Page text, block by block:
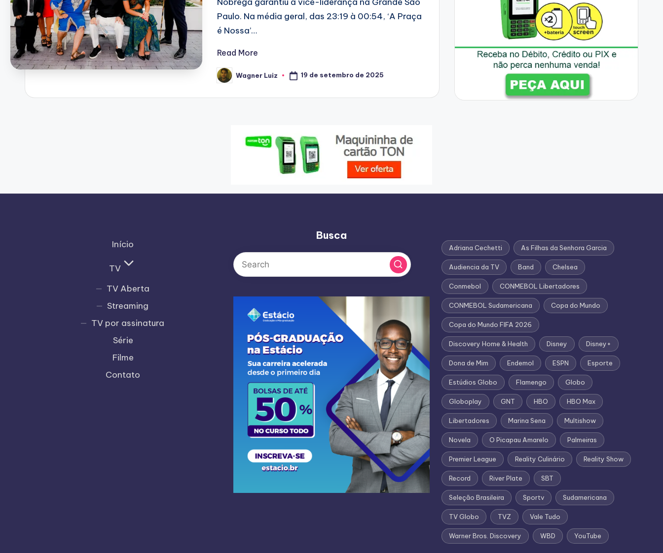
Paulo. Na média geral, das 23:19 à 00:54, ‘A Praça
é Nossa’…
Read More
Posted
by
Wagner Luiz 19 de setembro de 2025
Início
TV
TV Aberta
Streaming
TV por assinatura
Série
Filme
Contato
Busca
Adriana Cechetti As Filhas da Senhora Garcia
Audiencia da TV Band Chelsea
Conmebol CONMEBOL Libertadores
CONMEBOL Sudamericana Copa do Mundo
Copa do Mundo FIFA 2026
Discovery Home & Health Disney Disney+
Dona de Mim Endemol ESPN Esporte
Estúdios Globo Flamengo Globo
Globoplay GNT HBO HBO Max
Libertadores Marina Sena Multishow
Novela O Picapau Amarelo Palmeiras
Premier League Reality Culinário Reality Show
Record River Plate SBT
Seleção Brasileira Sportv Sudamericana
TV Globo TVZ Vale Tudo
Warner Bros. Discovery WBD YouTube